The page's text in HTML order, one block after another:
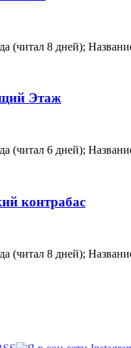
(читал 8 дней);
Этаж
(читал 6 дней);
контрабас
(читал 8 дней);